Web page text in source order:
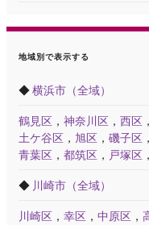
地域別で表示する
◆横浜市（全域）
鶴見区 ， 神奈川区 ， 西区 ，
土ケ谷区 ， 旭区 ， 磯子区 ，
青葉区 ， 都筑区 ， 戸塚区 ，
◆ 川崎市（全域）
川崎区 ， 幸区 ， 中原区 ，